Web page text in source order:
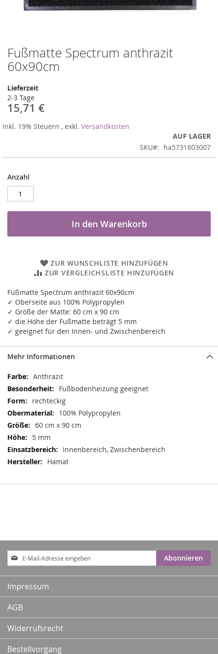
Fußmatte Spectrum anthrazit
60x90cm
Lieferzeit
2-3 Tage
15,71 €
Inkl. 19% Steuern , exkl. Versandkosten
AUF LAGER
SKU
ha5731603007
Anzahl
In den Warenkorb
ZUR WUNSCHLISTE HINZUFÜGEN
ZUR VERGLEICHSLISTE HINZUFÜGEN
Fußmatte Spectrum anthrazit 60x90cm
✓ Oberseite aus 100% Polypropylen
✓ Größe der Matte: 60 cm x 90 cm
✓ die Höhe der Fußmatte beträgt 5 mm
✓ geeignet für den Innen- und Zwischenbereich
Zum
Anfang
der
springen
Mehr Informationen
Mehr
Informationen
Anthrazit
Fußbodenheizung geeignet
rechteckig
100% Polypropylen
60 cm x 90 cm
5 mm
Innenbereich, Zwischenbereich
Hamat
Anmeldung
zum
Newsletter:
Abonnieren
Impressum
AGB
Widerrufsrecht
Bestellvorgang